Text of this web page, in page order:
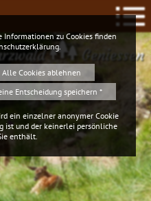
Geniessen
Informationen zu Cookies finden
.
Alle Cookies ablehnen
Entscheidung speichern *
ein einzelner anonymer Cookie
ist und der keinerlei persönliche
enthält.